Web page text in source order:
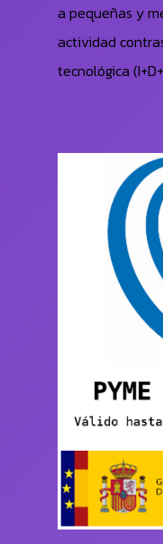
a pequeñas y
actividad
tecnológica